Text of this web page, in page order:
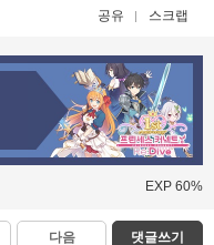
공유 스크랩
EXP 60%
다음 댓글쓰기